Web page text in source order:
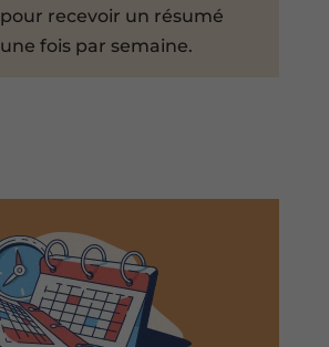
pour recevoir un résumé
une fois par semaine.